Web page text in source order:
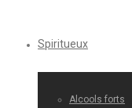
Spiritueux
Alcools forts